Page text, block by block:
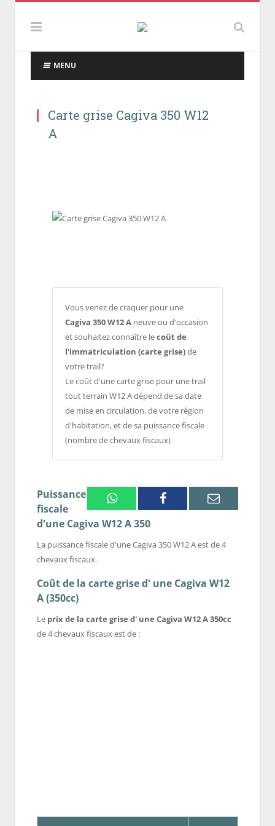
MENU
Carte grise Cagiva 350 W12
A
Vous venez de craquer pour une
Cagiva 350 W12 A neuve ou d'occasion
et souhaitez connaître lecoût de
l'immatriculation (carte grise)de
votre trail?
Le coût d'une carte grise pour une trail
tout terrain W12 A dépend de sa date
de mise en circulation, de votre région
d'habitation, et de sa puissance fiscale
(nombre de chevaux fiscaux)
WhatsappFacebook Email
Puissance
fiscale
d'une Cagiva W12 A 350
La puissance fiscale d'une Cagiva 350 W12 A est de 4
chevaux fiscaux.
Coût de la carte grise d' une Cagiva W12
A (350cc)
Le prix de la carte grise d' une Cagiva W12 A 350cc
de 4 chevaux fiscaux est de :